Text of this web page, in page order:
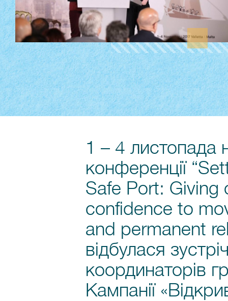
1 – 4 листопада
конференції
Safe Port: Giving
confidence to
and permanent
відбулася
координаторів
Кампанії